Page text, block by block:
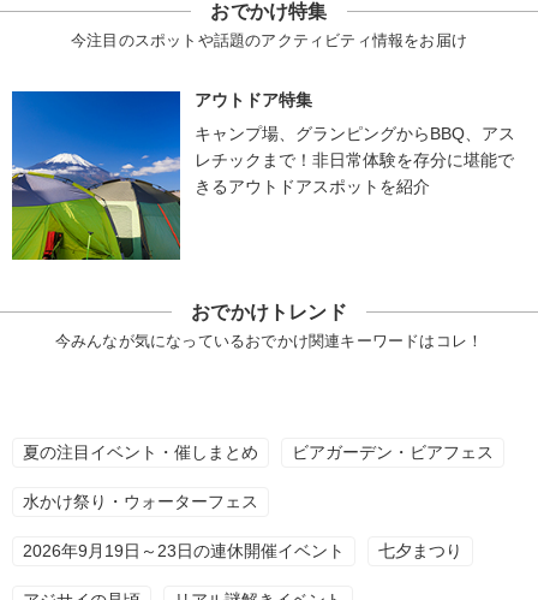
おでかけ特集
今注目のスポットや話題のアクティビティ情報をお届け
アウトドア特集
キャンプ場、グランピングからBBQ、アス
レチックまで！非日常体験を存分に堪能で
きるアウトドアスポットを紹介
おでかけトレンド
今みんなが気になっているおでかけ関連キーワードはコレ！
夏の注目イベント・催しまとめ ビアガーデン・ビアフェス
水かけ祭り・ウォーターフェス
2026年9月19日～23日の連休開催イベント 七夕まつり